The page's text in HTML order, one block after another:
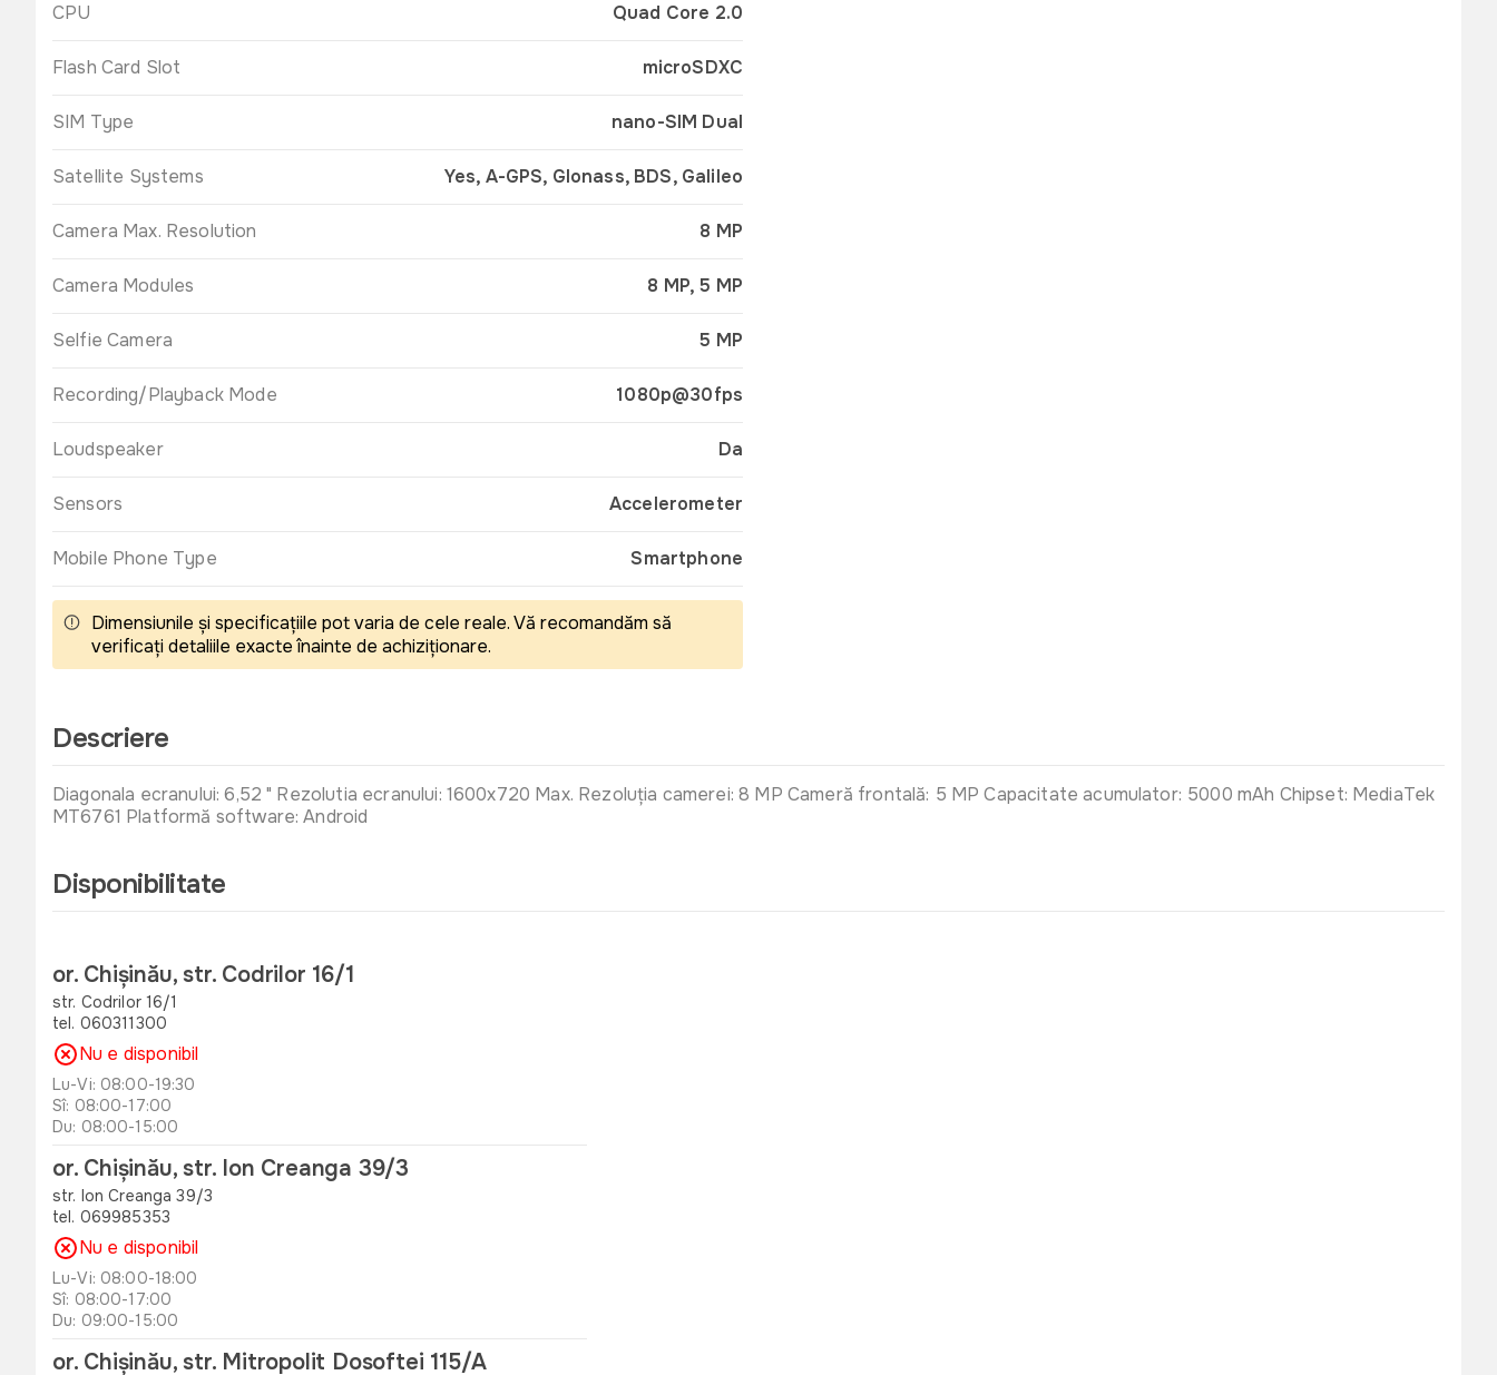
CPU Quad Core 2.0
Flash Card Slot microSDXC
SIM Type nano-SIM Dual
Satellite Systems Yes, A-GPS, Glonass, BDS, Galileo
Camera Max. Resolution 8 MP
Camera Modules 8 MP, 5 MP
Selfie Camera 5 MP
Recording/Playback Mode 1080p@30fps
Loudspeaker Da
Sensors Accelerometer
Mobile Phone Type Smartphone
Dimensiunile și specificațiile pot varia de cele reale. Vă recomandăm să
verificați detaliile exacte înainte de achiziționare.
Descriere
Diagonala ecranului: 6,52 " Rezolutia ecranului: 1600x720 Max. Rezoluția camerei: 8 MP Cameră frontală: 5 MP Capacitate acumulator: 5000 mAh Chipset: MediaTek
MT6761 Platformă software: Android
Disponibilitate
or. Chișinău, str. Codrilor 16/1
str. Codrilor 16/1
tel. 060311300
Nu e disponibil
Lu-Vi: 08:00-19:30
Sî: 08:00-17:00
Du: 08:00-15:00
or. Chișinău, str. Ion Creanga 39/3
str. Ion Creanga 39/3
tel. 069985353
Nu e disponibil
Lu-Vi: 08:00-18:00
Sî: 08:00-17:00
Du: 09:00-15:00
or. Chișinău, str. Mitropolit Dosoftei 115/A